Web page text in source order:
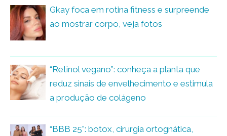
Gkay foca em rotina fitness e surpreende
ao mostrar corpo, veja fotos
“Retinol vegano”: conheça a planta que
reduz sinais de envelhecimento e estimula
a produção de colágeno
“BBB 25”: botox, cirurgia ortognática,